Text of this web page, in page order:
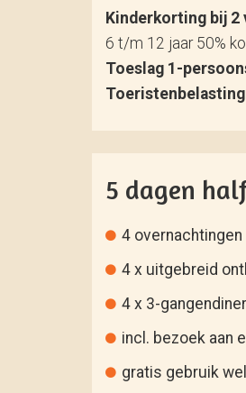
Kinderkorting bij 2
6 t/m 12 jaar 50%
Toeslag 1-
5 dagen
4 overnachtingen
4 x uitgebreid
4 x 3-gangendiner
incl. bezoek aan
gratis gebruik